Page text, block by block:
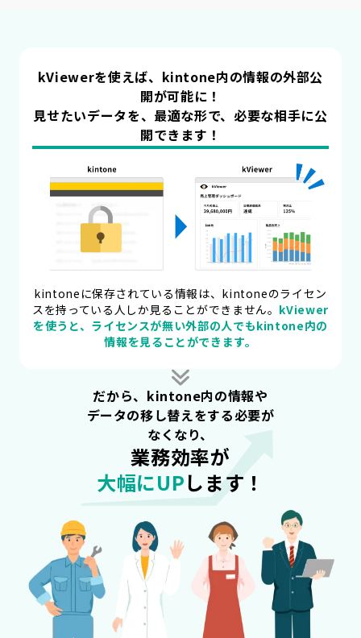
kViewerを使えば、kintone内の情報の外部公
開が可能に！
見せたいデータを、最適な形で、必要な相手に公
開できます！
kintoneに保存されている情報は、kintoneのライセン
スを持っている人しか見ることができません。 kViewer
を使うと、ライセンスが無い外部の人でもkintone内の
情報を見ることができます。
だから、kintone内の情報や
データの移し替えをする必要が
なくなり、
業務効率が
大幅にUPします！